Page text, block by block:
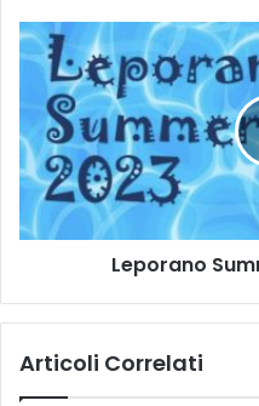
Leporano
Summer
Festival
2023
Leporano
Articoli Correlati